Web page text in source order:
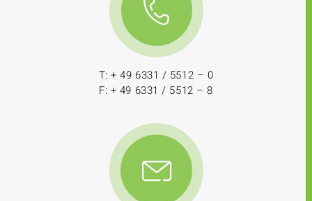
T: + 49 6331 / 5512 – 0
F: + 49 6331 / 5512 – 8